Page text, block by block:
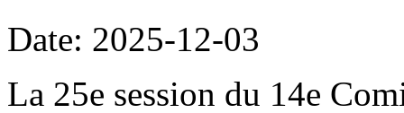
Date: 2025-12-03
La 25e session du 14e